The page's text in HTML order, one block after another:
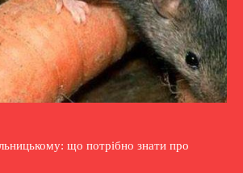
що потрібно знати про